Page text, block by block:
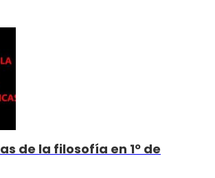
de la filosofía en 1º de